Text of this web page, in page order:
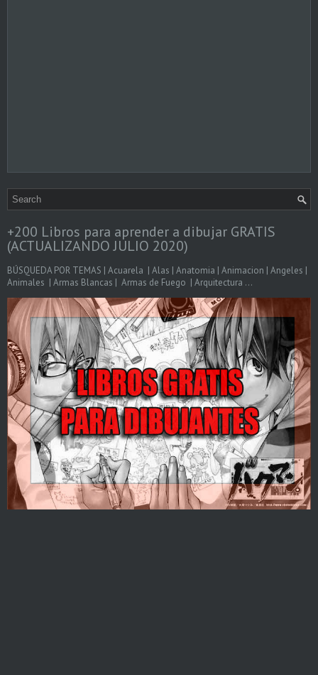
+200 Libros para aprender a dibujar GRATIS
(ACTUALIZANDO JULIO 2020)
BÚSQUEDA POR TEMAS | Acuarela | Alas | Anatomia | Animacion | Angeles |
Animales | Armas Blancas | Armas de Fuego | Arquitectura ...